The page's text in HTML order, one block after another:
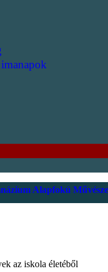
Alapfokú
az iskola életéből